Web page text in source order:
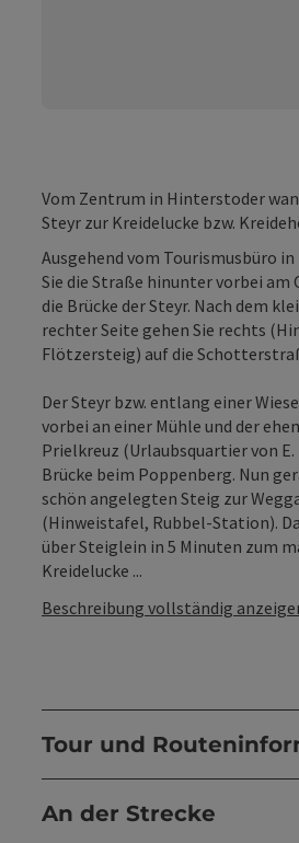
Vom Zentrum in Hinterstoder
Steyr zur Kreidelucke bzw.
Ausgehend vom Tourismusbüro
Sie die Straße hinunter vorbei am
die Brücke der Steyr. Nach dem
rechter Seite gehen Sie rechts
Flötzersteig) auf die
Der Steyr bzw. entlang einer
vorbei an einer Mühle und der
Prielkreuz (Urlaubsquartier von
Brücke beim Poppenberg. Nun
schön angelegten Steig zur
(Hinweistafel, Rubbel-Station).
über Steiglein in 5 Minuten zum
Kreidelucke ...
Beschreibung vollständig
Tour und
An der Strecke